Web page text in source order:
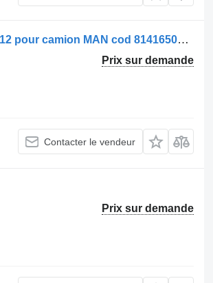
Pare-chocs Bara de protecție față pentru 8141650-6001-12 pour camion MAN cod 81416506001
Prix sur demande
Contacter le vendeur
Prix sur demande